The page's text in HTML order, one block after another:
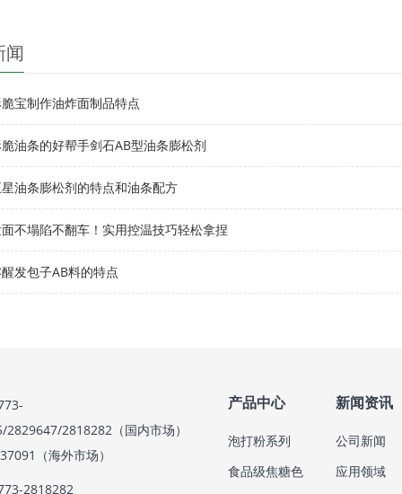
闻
宝制作油炸面制品特点
油条的好帮手剑石AB型油条膨松剂
油条膨松剂的特点和油条配方
不塌陷不翻车！实用控温技巧轻松拿捏
发包子AB料的特点
2829647/2818282（国内市场）
（海外市场）
2818282
产品中心
泡打粉系列
食品级焦糖色
新闻资讯
公司新闻
应用领域